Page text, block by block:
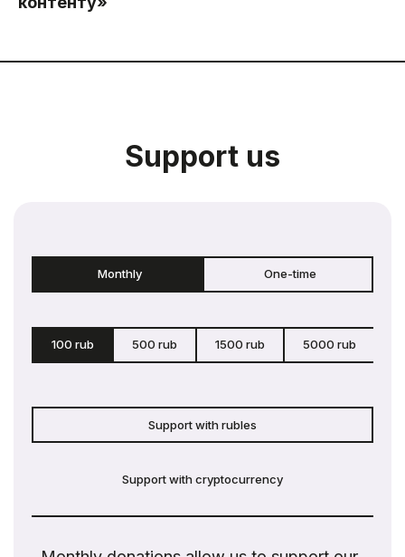
Support us
Monthly One-time
100 rub 500 rub 1500 rub 5000 rub
Support with rubles
Support with cryptocurrency